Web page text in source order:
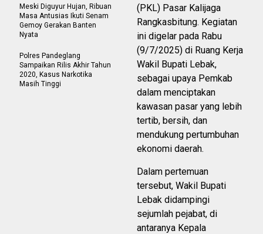
(PKL) Pasar Kalijaga
Rangkasbitung. Kegiatan
ini digelar pada Rabu
(9/7/2025) di Ruang Kerja
Wakil Bupati Lebak,
sebagai upaya Pemkab
dalam menciptakan
kawasan pasar yang lebih
tertib, bersih, dan
mendukung pertumbuhan
ekonomi daerah.
Dalam pertemuan
tersebut, Wakil Bupati
Lebak didampingi
sejumlah pejabat, di
antaranya Kepala
Meski Diguyur Hujan, Ribuan
Masa Antusias Ikuti Senam
Gemoy Gerakan Banten
Nyata
Polres Pandeglang
Sampaikan Rilis Akhir Tahun
2020, Kasus Narkotika
Masih Tinggi